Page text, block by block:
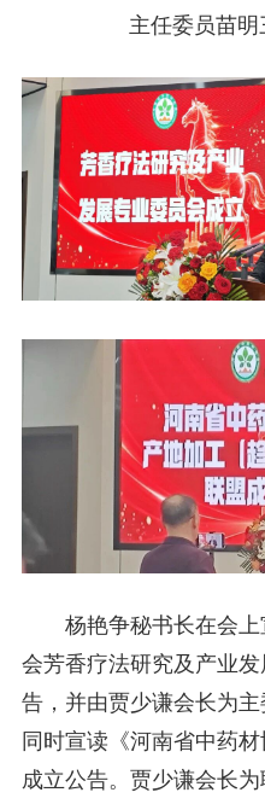
主任委员苗
杨艳争秘书长在会上
会芳香疗法研究及产业
告，并由贾少谦会长为主
同时宣读《河南省中药
成立公告。贾少谦会长为